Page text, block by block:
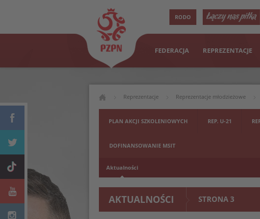
RODO
FEDERACJA REPREZENTACJE
Reprezentacje Reprezentacje młodzieżowe
PLAN AKCJI SZKOLENIOWYCH REP. U-21
DOFINANSOWANIE MSIT
Aktualności
AKTUALNOŚCI STRONA 3